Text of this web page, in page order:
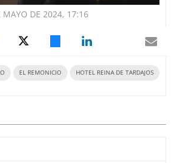
MAYO DE 2024, 17:16
EL REMONICIO HOTEL REINA DE TARDAJOS